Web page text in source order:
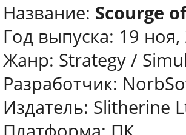
Название: Scourge
Год выпуска: 19 ноя,
Жанр: Strategy /
Разработчик:
Издатель: Slitherine